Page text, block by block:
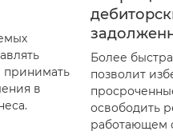
в
Более
позволит
освободить
работающем